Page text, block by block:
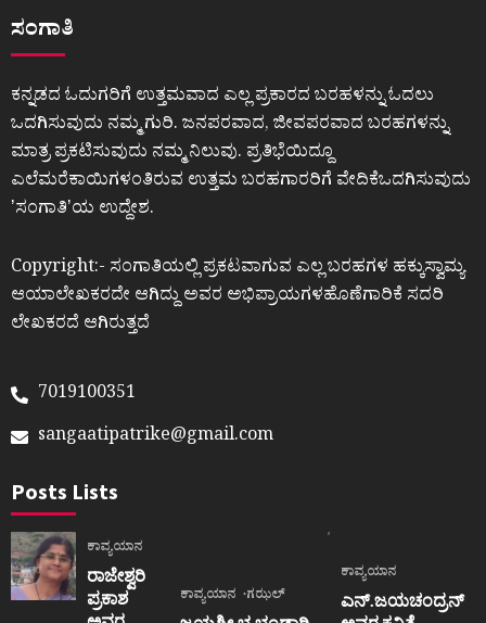
ಸಂಗಾತಿ
ಕನ್ನಡದ ಓದುಗರಿಗೆ ಉತ್ತಮವಾದ ಎಲ್ಲ ಪ್ರಕಾರದ ಬರಹಳನ್ನು ಓದಲು
ಒದಗಿಸುವುದು ನಮ್ಮ ಗುರಿ. ಜನಪರವಾದ, ಜೀವಪರವಾದ ಬರಹಗಳನ್ನು
ಮಾತ್ರ ಪ್ರಕಟಿಸುವುದು ನಮ್ಮ ನಿಲುವು. ಪ್ರತಿಭೆಯಿದ್ದೂ
ಎಲೆಮರೆಕಾಯಿಗಳಂತಿರುವ ಉತ್ತಮ ಬರಹಗಾರರಿಗೆ ವೇದಿಕೆಒದಗಿಸುವುದು
ʼಸಂಗಾತಿʼಯ ಉದ್ದೇಶ.
Copyright:- ಸಂಗಾತಿಯಲ್ಲಿ ಪ್ರಕಟವಾಗುವ ಎಲ್ಲ ಬರಹಗಳ ಹಕ್ಕುಸ್ವಾಮ್ಯ
ಆಯಾಲೇಖಕರದೇ ಆಗಿದ್ದು ಅವರ ಅಭಿಪ್ರಾಯಗಳಹೊಣೆಗಾರಿಕೆ ಸದರಿ
ಲೇಖಕರದೆ ಆಗಿರುತ್ತದೆ
7019100351
sangaatipatrike@gmail.com
Posts Lists
ಕಾವ್ಯಯಾನ
ರಾಜೇಶ್ವರಿ
ಪ್ರಕಾಶ
ಕಾವ್ಯಯಾನ ಗಝಲ್
ಕಾವ್ಯಯಾನ
ಎನ್.ಜಯಚಂದ್ರನ್